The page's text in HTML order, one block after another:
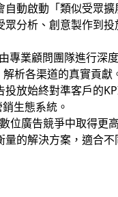
動啟動「類似受眾
分析、創意製作到
專業顧問團隊進行深
析各渠道的真實貢獻
放始終對準客戶的
生態系統。
位廣告競爭中取得更
的解決方案，適合